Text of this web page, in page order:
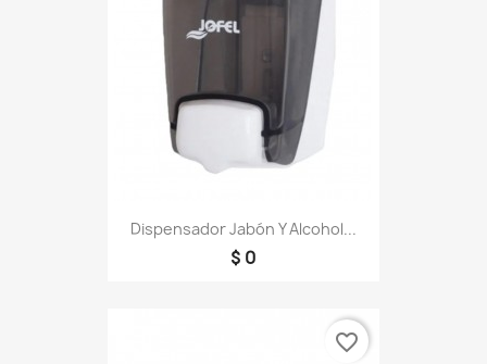
Dispensador Jabón Y Alcohol...
$ 0
favorite_border